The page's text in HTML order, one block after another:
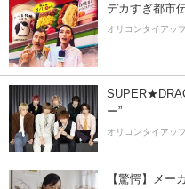
デカすぎ都市
オリコンタイアッ
ー”
オリコンタイアッ
【驚愕】メー